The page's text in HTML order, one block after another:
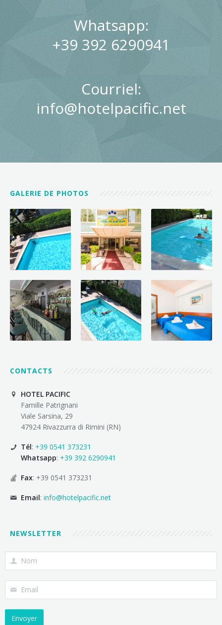
Whatsapp:
+39 392 6290941
Courriel:
info@hotelpacific.net
GALERIE DE PHOTOS
CONTACTS
HOTEL PACIFIC
Famille Patrignani
Viale Sarsina, 29
47924 Rivazzurra di Rimini (RN)
Tél: +39 0541 373231
Whatsapp: +39 392 6290941
Fax: +39 0541 373231
Email: info@hotelpacific.net
NEWSLETTER